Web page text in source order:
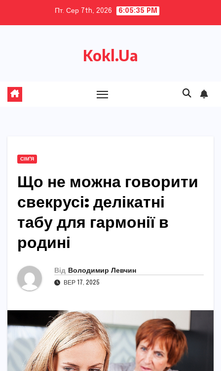
Пт. Сер 7th, 2026 6:05:36 PM
Kokl.Ua
СІМ'Я
Що не можна говорити
свекрусі: делікатні
табу для гармонії в
родині
Від Володимир Левчин
ВЕР 17, 2025